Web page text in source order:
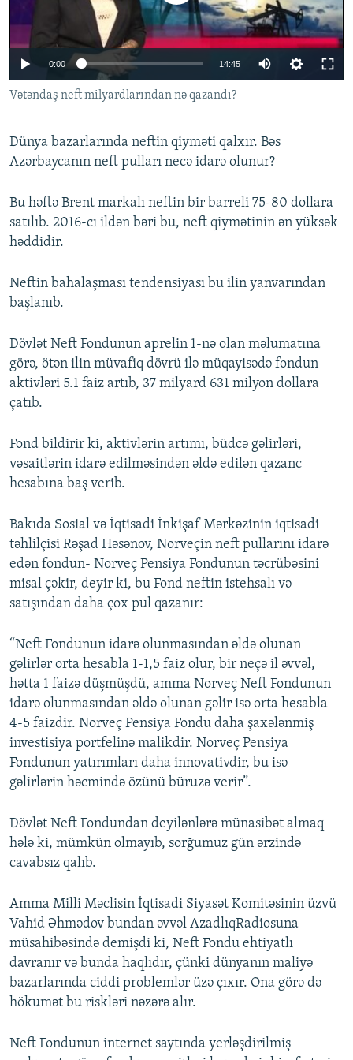
KARIKATURA
AZƏRBAYCAN ƏDƏBIYYATI KITABXANASI
İSLAM VƏ DEMOKRATIYA
İZ - MƏDƏNIYYƏT PROQRAMI
PEŞƏ ETIKASI VƏ JURNALISTIKA STANDARTLARIMIZ
MATERIALLARIMIZDAN ISTIFADƏ
AZADLIQRADIOSU MOBIL TELEFONUNUZDA
XƏBƏR BÜLLETENLƏRIMIZ
BIZI IZLƏ
RFE/RL-in bütün saytları
0:00 14:45
Vətəndaş neft milyardlarından nə qazandı?
Dünya bazarlarında neftin qiyməti qalxır. Bəs
Azərbaycanın neft pulları necə idarə olunur?
Bu həftə Brent markalı neftin bir barreli 75-80 dollara
satılıb. 2016-cı ildən bəri bu, neft qiymətinin ən yüksək
həddidir.
Neftin bahalaşması tendensiyası bu ilin yanvarından
başlanıb.
Dövlət Neft Fondunun aprelin 1-nə olan məlumatına
görə, ötən ilin müvafiq dövrü ilə müqayisədə fondun
aktivləri 5.1 faiz artıb, 37 milyard 631 milyon dollara
çatıb.
Fond bildirir ki, aktivlərin artımı, büdcə gəlirləri,
vəsaitlərin idarə edilməsindən əldə edilən qazanc
hesabına baş verib.
Bakıda Sosial və İqtisadi İnkişaf Mərkəzinin iqtisadi
təhlilçisi Rəşad Həsənov, Norveçin neft pullarını idarə
edən fondun- Norveç Pensiya Fondunun təcrübəsini
misal çəkir, deyir ki, bu Fond neftin istehsalı və
satışından daha çox pul qazanır:
“Neft Fondunun idarə olunmasından əldə olunan
gəlirlər orta hesabla 1-1,5 faiz olur, bir neçə il əvvəl,
hətta 1 faizə düşmüşdü, amma Norveç Neft Fondunun
idarə olunmasından əldə olunan gəlir isə orta hesabla
4-5 faizdir. Norveç Pensiya Fondu daha şaxələnmiş
investisiya portfelinə malikdir. Norveç Pensiya
Fondunun yatırımları daha innovativdir, bu isə
gəlirlərin həcmində özünü büruzə verir”.
Dövlət Neft Fondundan deyilənlərə münasibət almaq
hələ ki, mümkün olmayıb, sorğumuz gün ərzində
cavabsız qalıb.
Amma Milli Məclisin İqtisadi Siyasət Komitəsinin üzvü
Vahid Əhmədov bundan əvvəl AzadlıqRadiosuna
müsahibəsində demişdi ki, Neft Fondu ehtiyatlı
davranır və bunda haqlıdır, çünki dünyanın maliyə
bazarlarında ciddi problemlər üzə çıxır. Ona görə də
hökumət bu riskləri nəzərə alır.
Neft Fondunun internet saytında yerləşdirilmiş